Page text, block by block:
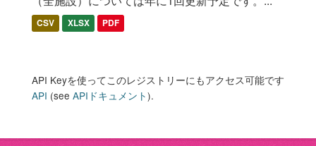
CSV XLSX PDF
API Keyを使ってこのレジストリーにもアクセス可能です
API (see APIドキュメント).